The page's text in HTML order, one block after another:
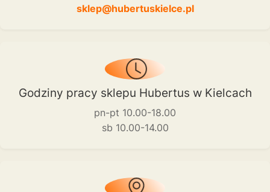
sklep@hubertuskielce.pl
Godziny pracy sklepu Hubertus w Kielcach
pn-pt 10.00-18.00
sb 10.00-14.00